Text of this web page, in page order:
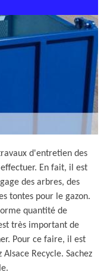
d'entretien des
En fait, il est
des arbres, des
tontes pour le gazon.
quantité de
très important de
Pour ce faire, il est
Recycle. Sachez